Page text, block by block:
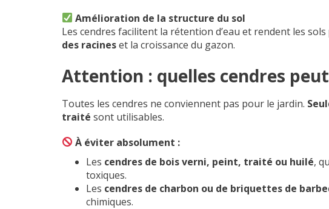
Amélioration de la structure du sol
Les cendres facilitent la rétention d’eau et rendent les sols
des racineset la croissance du gazon.
Attention : quelles cendres
Toutes les cendres ne conviennent pas pour le jardin.
traité sont utilisables.
À éviter absolument :
Les cendres de bois verni, peint, traité ou huilé,
toxiques.
Les cendres de charbon ou de briquettes de
chimiques.